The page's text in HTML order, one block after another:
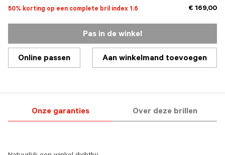
50% korting op een complete bril index 1.6 € 169,00
Pas in de winkel
Online passen Aan winkelmand toevoegen
Onze garanties Over deze brillen